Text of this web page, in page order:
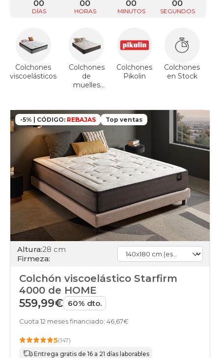
DÍAS
00
HORAS
00
MINUTOS
00
SEGUNDOS
00
Colchones
viscoelásticos
Colchones
de
muelles
Colchones
Pikolin
Colchones
en Stock
-5% | CÓDIGO: REBAJAS Top ventas
Altura:28 cm
Firmeza:
Colchón viscoelástico Starfirm
4000 de HOME
559,99€ 60% dto.
Cuota 12 meses financiado: 46,67€
5(147)
Entrega gratis de 16 a 21 días laborables